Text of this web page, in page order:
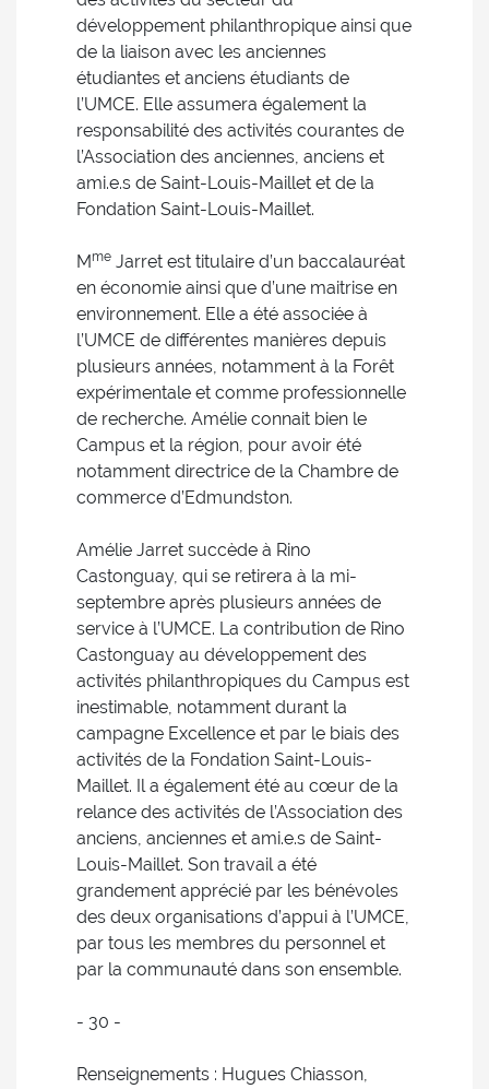
développement philanthropique ainsi que
de la liaison avec les anciennes
étudiantes et anciens étudiants de
l’UMCE. Elle assumera également la
responsabilité des activités courantes de
l’Association des anciennes, anciens et
ami.e.s de Saint-Louis-Maillet et de la
Fondation Saint-Louis-Maillet.
Mme Jarret est titulaire d’un baccalauréat
en économie ainsi que d’une maitrise en
environnement. Elle a été associée à
l’UMCE de différentes manières depuis
plusieurs années, notamment à la Forêt
expérimentale et comme professionnelle
de recherche. Amélie connait bien le
Campus et la région, pour avoir été
notamment directrice de la Chambre de
commerce d’Edmundston.
Amélie Jarret succède à Rino
Castonguay, qui se retirera à la mi-
septembre après plusieurs années de
service à l’UMCE. La contribution de Rino
Castonguay au développement des
activités philanthropiques du Campus est
inestimable, notamment durant la
campagne Excellence et par le biais des
activités de la Fondation Saint-Louis-
Maillet. Il a également été au cœur de la
relance des activités de l’Association des
anciens, anciennes et ami.e.s de Saint-
Louis-Maillet. Son travail a été
grandement apprécié par les bénévoles
des deux organisations d’appui à l’UMCE,
par tous les membres du personnel et
par la communauté dans son ensemble.
- 30 -
Renseignements : Hugues Chiasson,